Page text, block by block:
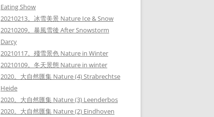
Eating Show
20210213。冰雪美景 Nature Ice & Snow
20210209。暴風雪後 After Snowstorm
Darcy
20210117。殘雪景色 Nature in Winter
20210109。冬天景態 Nature in winter
2020。大自然匯集 Nature (4) Strabrechtse
Heide
2020。大自然匯集 Nature (3) Leenderbos
2020。大自然匯集 Nature (2) Eindhoven